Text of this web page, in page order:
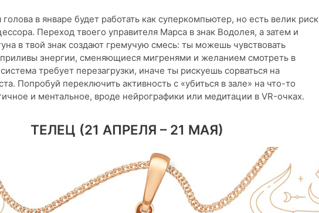
в январе будет работать как суперкомпьютер, но есть велик риск
Переход твоего управителя Марса в знак Водолея, а затем и
в твой знак создают гремучую смесь: ты можешь чувствовать
энергии, сменяющиеся мигренями и желанием смотреть в
требует перезагрузки, иначе ты рискуешь сорваться на
Попробуй переключить активность с «убиться в зале» на что-то
и ментальное, вроде нейрографики или медитации в VR-очках.
ТЕЛЕЦ (21 АПРЕЛЯ – 21 МАЯ)